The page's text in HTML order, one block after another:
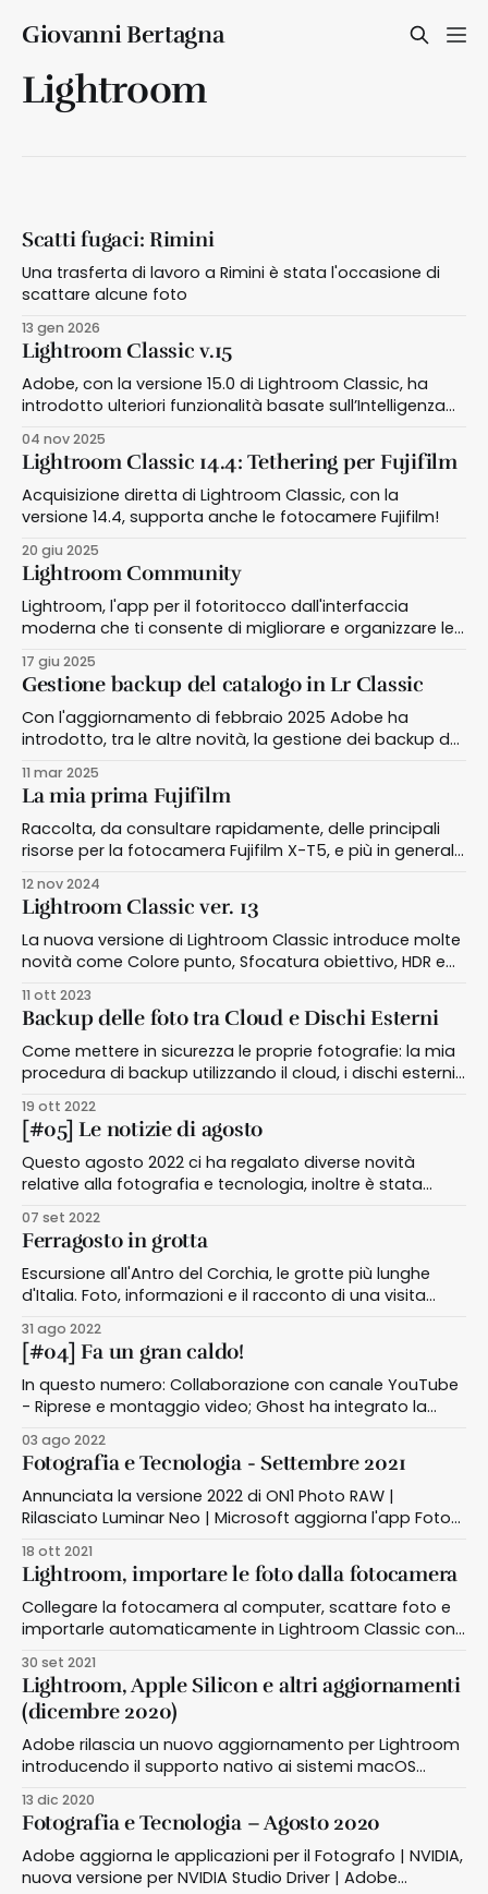
Giovanni Bertagna
Lightroom
Scatti fugaci: Rimini
Una trasferta di lavoro a Rimini è stata l'occasione di
scattare alcune foto
13 gen 2026
Lightroom Classic v.15
Adobe, con la versione 15.0 di Lightroom Classic, ha
introdotto ulteriori funzionalità basate sull’Intelligenza
04 nov 2025
Lightroom Classic 14.4: Tethering per Fujifilm
Acquisizione diretta di Lightroom Classic, con la
versione 14.4, supporta anche le fotocamere Fujifilm!
20 giu 2025
Lightroom Community
Lightroom, l'app per il fotoritocco dall'interfaccia
moderna che ti consente di migliorare e organizzare le
17 giu 2025
Gestione backup del catalogo in Lr Classic
Con l'aggiornamento di febbraio 2025 Adobe ha
introdotto, tra le altre novità, la gestione dei backup del
11 mar 2025
La mia prima Fujifilm
Raccolta, da consultare rapidamente, delle principali
risorse per la fotocamera Fujifilm X-T5, e più in generale
12 nov 2024
Lightroom Classic ver. 13
La nuova versione di Lightroom Classic introduce molte
novità come Colore punto, Sfocatura obiettivo, HDR e
11 ott 2023
Backup delle foto tra Cloud e Dischi Esterni
Come mettere in sicurezza le proprie fotografie: la mia
procedura di backup utilizzando il cloud, i dischi esterni
19 ott 2022
[#05] Le notizie di agosto
Questo agosto 2022 ci ha regalato diverse novità
relative alla fotografia e tecnologia, inoltre è stata
07 set 2022
Ferragosto in grotta
Escursione all'Antro del Corchia, le grotte più lunghe
d'Italia. Foto, informazioni e il racconto di una visita
31 ago 2022
[#04] Fa un gran caldo!
In questo numero: Collaborazione con canale YouTube
- Riprese e montaggio video; Ghost ha integrato la
XD è stato tolto dal Piano Fotografia; Adobe Express e
la pianificazione; Lightroom Downloader, scarica il tuo
archivio sul cloud
03 ago 2022
Fotografia e Tecnologia - Settembre 2021
Annunciata la versione 2022 di ON1 Photo RAW |
Rilasciato Luminar Neo | Microsoft aggiorna l'app Foto
e ACR | Il nuovo libro di Alessandro Grandini sul
microstock
18 ott 2021
Lightroom, importare le foto dalla fotocamera
Collegare la fotocamera al computer, scattare foto e
importarle automaticamente in Lightroom Classic con
30 set 2021
Lightroom, Apple Silicon e altri aggiornamenti
(dicembre 2020)
Adobe rilascia un nuovo aggiornamento per Lightroom
introducendo il supporto nativo ai sistemi macOS
nativo anche per Lightroom Classic
13 dic 2020
Fotografia e Tecnologia – Agosto 2020
Adobe aggiorna le applicazioni per il Fotografo | NVIDIA,
nuova versione per NVIDIA Studio Driver | Adobe